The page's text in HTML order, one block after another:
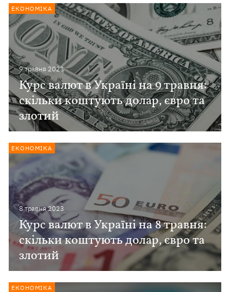
9 травня 2023
Курс валют в Україні на 9 травня:
скільки коштують долар, євро та
злотий
ЕКОНОМІКА
8 травня 2023
Курс валют в Україні на 8 травня:
скільки коштують долар, євро та
злотий
ЕКОНОМІКА
ЕКОНОМІКА